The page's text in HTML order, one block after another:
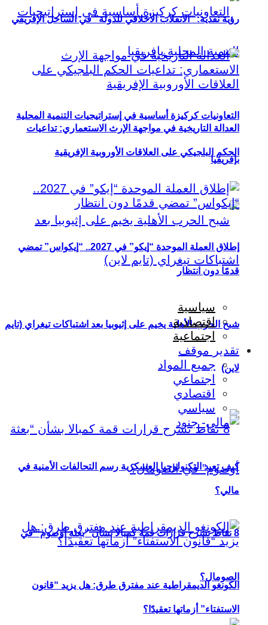
التعاونيات كركيزة أساسية في إستراتيجيات التنمية المحلية
بإفريقيا
شبح الحرب الأهلية يخيم على إثيوبيا بعد اشتباكات تيغراي (تايم
لاين)
8 نقاط تشرح قرارات قمة كمبالا بشأن “بعثة أوصوم” في
الصومال؟
رؤية نقدية: “الانقلاب الأخلاقي للدولة” في الساحل الإفريقي
العدالة التاريخية في مواجهة الإرث الاستعماري: تداعيات
الحكم البلجيكي على العلاقات الأوروبية الإفريقية
إطلاق العملة الموحدة “إيكو” في 2027.. “إيكواس” تمضي
قدمًا دون انتظار
سياسية
اقتصادية
اجتماعية
تقدير موقف
جميع المواد
اجتماعي
اقتصادي
سياسي
كيف تعيد التكنولوجيا العسكرية رسم التحالفات الأمنية في
مالي؟
الكونغو الديمقراطية عند مفترق طرق: هل يزيد “قانون
الاستفتاء” أزماتها تعقيدًا؟